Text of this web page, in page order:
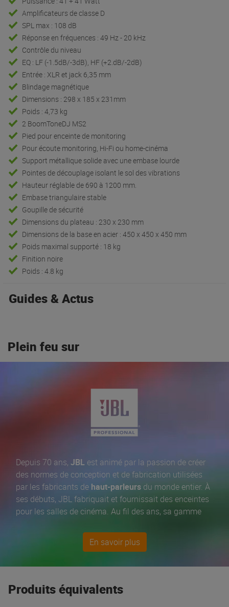
Amplificateurs de classe D
SPL max : 108 dB
Réponse en fréquences : 49 Hz - 20 kHz
Contrôle du niveau
EQ : LF (-1.5dB/-3dB), HF (+2.dB/-2dB)
Entrée : XLR et jack 6,35 mm
Blindage magnétique
Dimensions : 298 x 185 x 231mm
Poids : 4,73 kg
2 BoomToneDJ MS2
Pied pour enceinte de monitoring
Pour écoute monitoring, Hi-Fi ou home-cinéma
Support métallique solide avec une embase lourde
Pointes de découplage isolant le sol des vibrations
Hauteur réglable de 690 à 1200 mm.
Embase triangulaire stable
Goupille de sécurité
Dimensions du plateau : 230 x 230 mm
Dimensions de la base en acier : 450 x 450 x 450 mm
Poids maximal supporté : 18 kg
Finition noire
Poids : 4.8 kg
Guides & Actus
Plein feu sur
Depuis 70 ans, JBL est animé par la passion de créer
des normes de conception et de fabrication utilisées
par les fabricants de haut-parleurs du monde entier. À
ses débuts, JBL fabriquait et fournissait des enceintes
pour les salles de cinéma. Au fil des ans, sa gamme
enceintes de monitoring de studioet aux
utilisés sur scène et en studio. Avec sa célèbre
la série haut de gammePRX, JBL reste
incontestablement une des meilleures firme
En savoir plus
Produits équivalents